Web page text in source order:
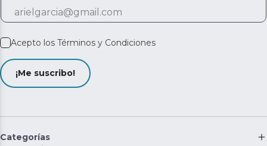
Acepto los Términos y Condiciones
¡Me suscribo!
Categorías